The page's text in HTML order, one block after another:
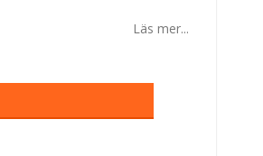
Läs mer...